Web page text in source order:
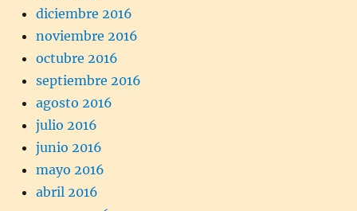
diciembre 2016
noviembre 2016
octubre 2016
septiembre 2016
agosto 2016
julio 2016
junio 2016
mayo 2016
abril 2016